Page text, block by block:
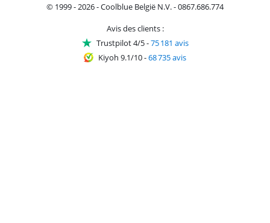
© 1999 - 2026 - Coolblue België N.V. - 0867.686.774
Avis des clients :
Trustpilot 4/5-75 181 avis
Kiyoh 9.1/10-68 735 avis